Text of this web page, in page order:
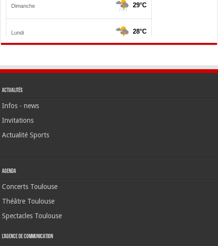
Actualités
Infos - news
Invitations
Actualité Sports
Agenda
Concerts Toulouse
Théâtre Toulouse
Spectacles Toulouse
L’agence de communication